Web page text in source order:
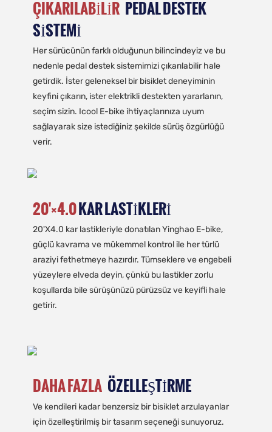
ÇIKARILABILIR PEDAL DESTEK
SISTEMI
Her sürücünün farklı olduğunun bilincindeyiz ve bu
nedenle pedal destek sistemimizi çıkarılabilir hale
getirdik. İster geleneksel bir bisiklet deneyiminin
keyfini çıkarın, ister elektrikli destekten yararlanın,
seçim sizin. Icool E-bike ihtiyaçlarınıza uyum
sağlayarak size istediğiniz şekilde sürüş özgürlüğü
verir.
20'×4.0KAR LASTIKLERI
20'X4.0 kar lastikleriyle donatılan Yinghao E-bike,
güçlü kavrama ve mükemmel kontrol ile her türlü
araziyi fethetmeye hazırdır. Tümseklere ve engebeli
yüzeylere elveda deyin, çünkü bu lastikler zorlu
koşullarda bile sürüşünüzü pürüzsüz ve keyifli hale
getirir.
DAHA FAZLA ÖZELLEŞTIRME
Ve kendileri kadar benzersiz bir bisiklet arzulayanlar
için özelleştirilmiş bir tasarım seçeneği sunuyoruz.